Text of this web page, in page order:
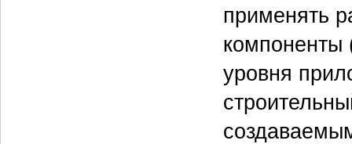
применять
компоненты
уровня